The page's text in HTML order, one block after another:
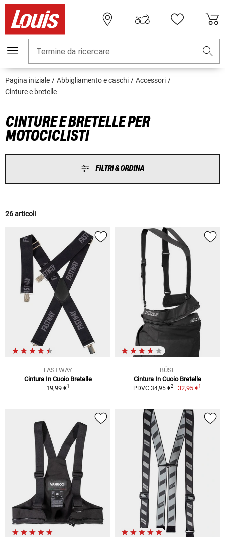
Termine da ricercare
Pagina iniziale Abbigliamento e caschi
Accessori
Cinture e bretelle
CINTURE E BRETELLE PER
MOTOCICLISTI
FILTRI & ORDINA
26 articoli
FASTWAY
Cintura In Cuoio Bretelle
19,99 €1
BÜSE
Cintura In Cuoio Bretelle
PDVC 34,95 €2 32,95 €1